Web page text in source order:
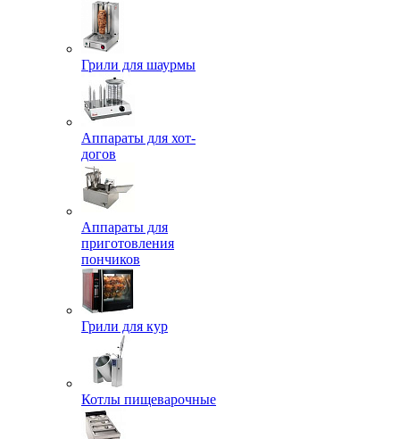
Грили для шаурмы
Аппараты для хот-
догов
Аппараты для
приготовления
пончиков
Грили для кур
Котлы пищеварочные